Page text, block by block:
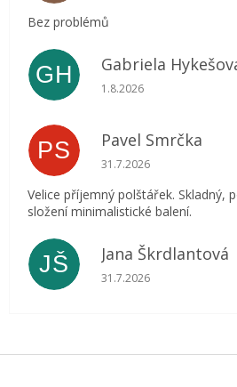
Bez problémů
GH Gabriela
Hodnocení obchodu je
1.8.2026
PS Pavel Smrčka
Hodnocení obchodu je
31.7.2026
Velice příjemný polštářek. Skladný,
složení minimalistické balení.
JŠ Jana Škrdlantová
Hodnocení obchodu je
31.7.2026
Z